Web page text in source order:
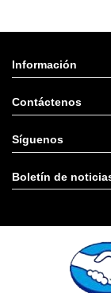
Información
Contáctenos
Síguenos
Boletín de